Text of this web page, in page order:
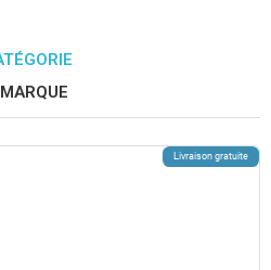
Livraison gratuite